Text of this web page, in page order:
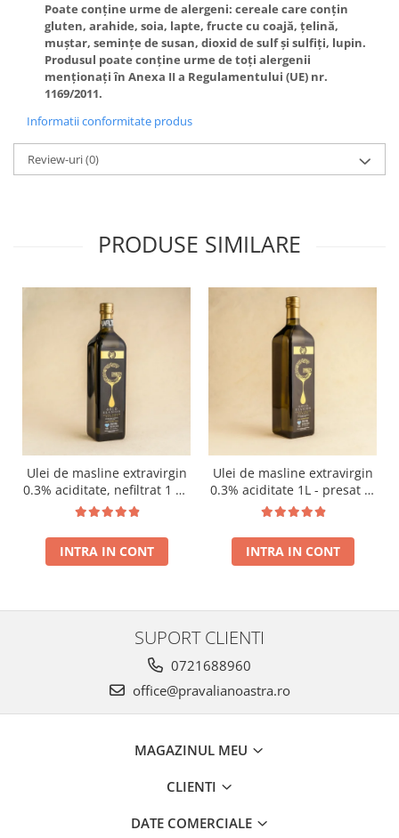
Poate conține urme de alergeni: cereale care conțin
gluten, arahide, soia, lapte, fructe cu coajă, țelină,
muștar, semințe de susan, dioxid de sulf și sulfiți, lupin.
Produsul poate conține urme de toți alergenii
menționați în Anexa II a Regulamentului (UE) nr.
1169/2011.
Informatii conformitate produs
Review-uri(0)
PRODUSE SIMILARE
Ulei de masline extravirgin
0.3% aciditate, nefiltrat 1 L -
presat la rece RECOLTA
INTRA IN CONT
Ulei de masline extravirgin
0.3% aciditate 1L - presat la
rece RECOLTA NOUA
INTRA IN CONT
SUPORT CLIENTI
0721688960
office@pravalianoastra.ro
MAGAZINUL MEU
CLIENTI
DATE COMERCIALE